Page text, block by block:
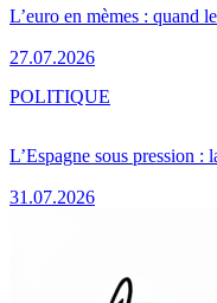
L’euro en mèmes : quand
27.07.2026
L’Espagne sous pression :
31.07.2026
POLITIQUE